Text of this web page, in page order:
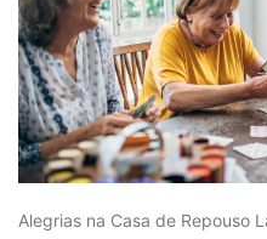
Alegrias na Casa de Repouso